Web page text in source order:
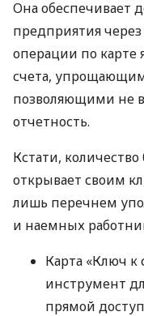
Она обеспечивает
предприятия
операции по карте
счета,
позволяющими не
отчетность.
Кстати,
открывает своим
лишь перечнем
и наемных
Карта «Ключ к
инструмент
прямой